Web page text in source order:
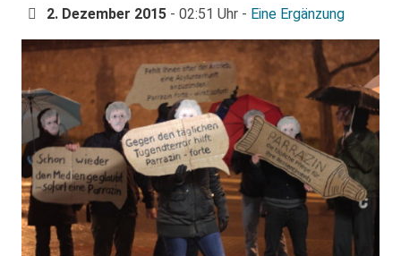
2. Dezember 2015 - 02:51 Uhr - Eine Ergänzung